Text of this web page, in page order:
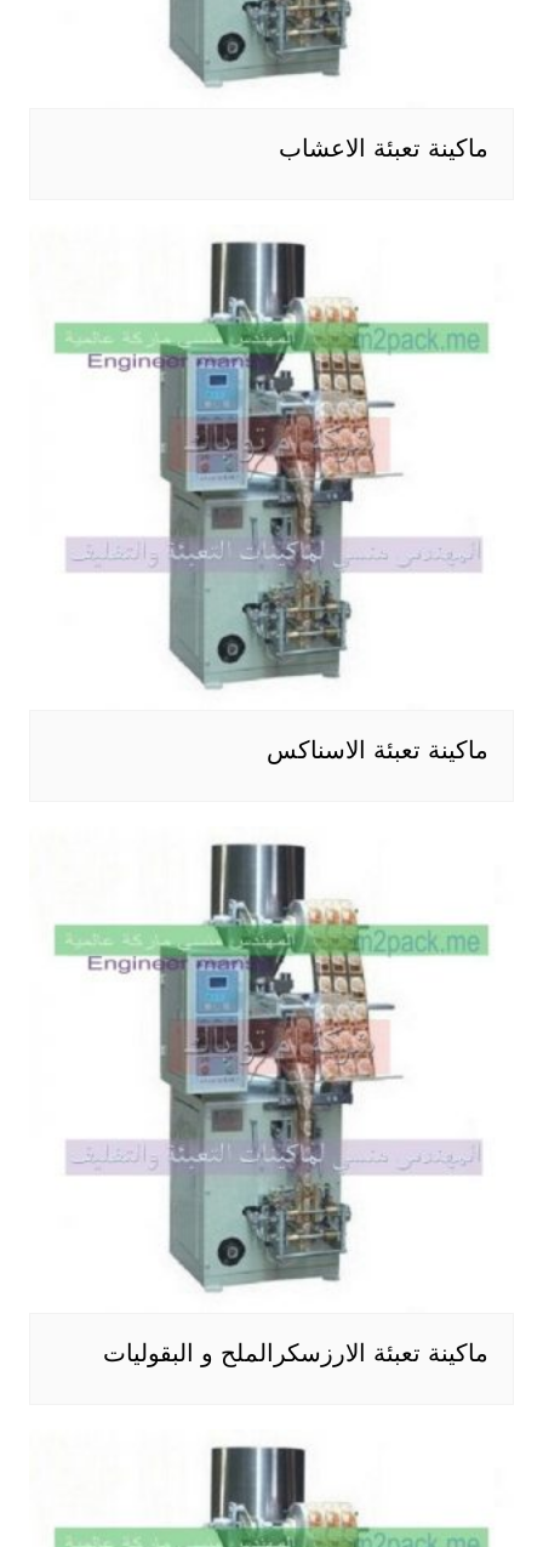
ماكينة تعبئة الاعشاب
ماكينة تعبئة الاسناكس
ماكينة تعبئة الارزسكرالملح و البقوليات